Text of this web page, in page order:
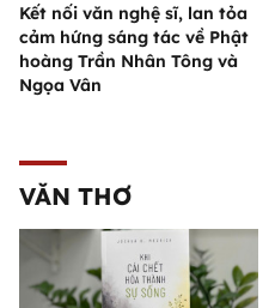
Kết nối văn nghệ sĩ, lan tỏa
cảm hứng sáng tác về Phật
hoàng Trần Nhân Tông và
Ngọa Vân
VĂN THƠ